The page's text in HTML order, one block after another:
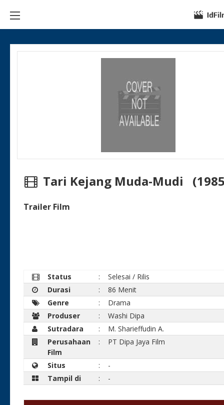
Tari Kejang Muda-Mudi
Trailer Film
Status :
Selesai / Rilis
Durasi
:
86 Menit
Genre
:
Drama
Produser
:
Washi Dipa
Sutradara
:
M. Sharieffudin A.
Perusahaan
Film
: PT Dipa Jaya Film
Situs :
-
Tampil di
: -